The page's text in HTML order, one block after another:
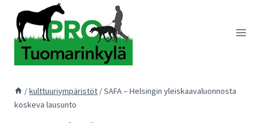
sisältöön
/kulttuuriympäristöt /SAFA – Helsingin yleiskaavaluonnosta
koskeva lausunto